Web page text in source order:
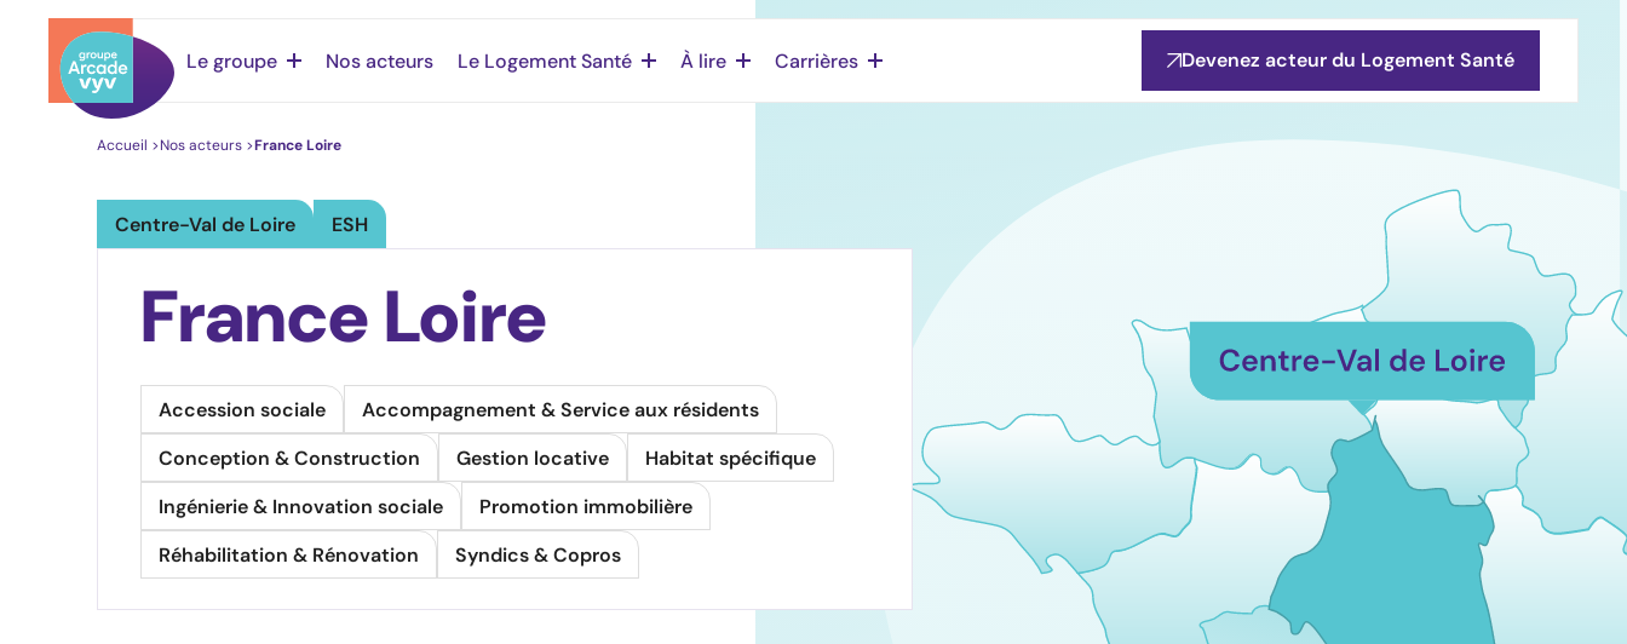
Le groupe Nos acteurs Le Logement Santé À lire Carrières Devenez acteur du Logement Santé
Accueil >Nos acteurs >France Loire
Centre-Val de Loire ESH
France Loire
Accession sociale
Accompagnement & Service aux résidents
Conception & Construction
Gestion locative
Habitat spécifique
Ingénierie & Innovation sociale
Promotion immobilière
Réhabilitation & Rénovation
Syndics & Copros